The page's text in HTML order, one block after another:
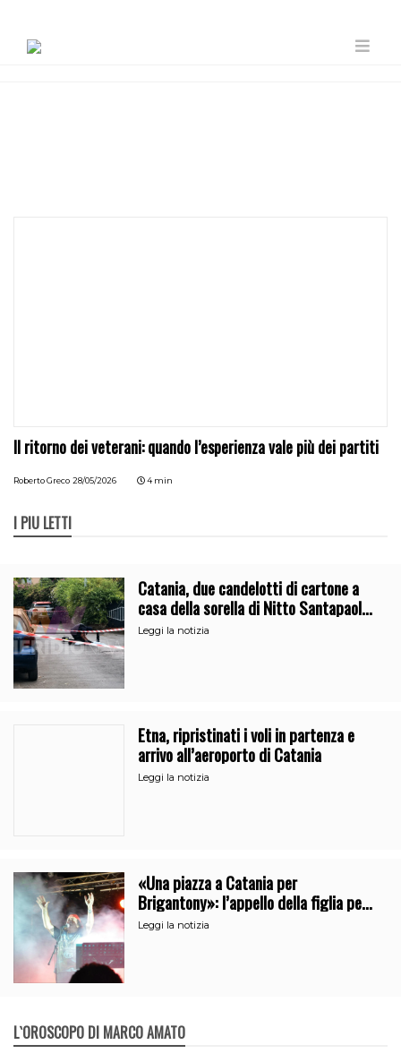
Il ritorno dei veterani: quando l’esperienza vale più dei partiti
Roberto Greco 28/05/2026 4 min
I PIÙ LETTI
Catania, due candelotti di cartone a
casa della sorella di Nitto Santapaola.
Le indagini
Leggi la notizia
Etna, ripristinati i voli in partenza e
arrivo all’aeroporto di Catania
Leggi la notizia
«Una piazza a Catania per
Brigantony»: l’appello della figlia per
la memoria del cantante popolare
Leggi la notizia
L`OROSCOPO DI MARCO AMATO